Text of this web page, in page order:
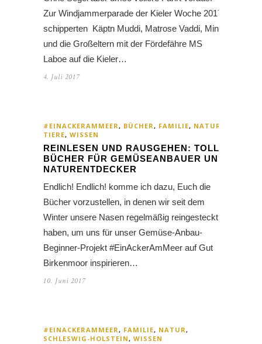
Zur Windjammerparade der Kieler Woche 2017
schipperten Käptn Muddi, Matrose Vaddi, Mini
und die Großeltern mit der Fördefähre MS
Laboe auf die Kieler…
4. Juli 2017
#EINACKERAMMEER, BÜCHER, FAMILIE, NATUR
TIERE, WISSEN
REINLESEN UND RAUSGEHEN: TOLLE
BÜCHER FÜR GEMÜSEANBAUER UND
NATURENTDECKER
Endlich! Endlich! komme ich dazu, Euch die
Bücher vorzustellen, in denen wir seit dem
Winter unsere Nasen regelmäßig reingesteckt
haben, um uns für unser Gemüse-Anbau-
Beginner-Projekt #EinAckerAmMeer auf Gut
Birkenmoor inspirieren…
10. Juni 2017
#EINACKERAMMEER, FAMILIE, NATUR,
SCHLESWIG-HOLSTEIN, WISSEN